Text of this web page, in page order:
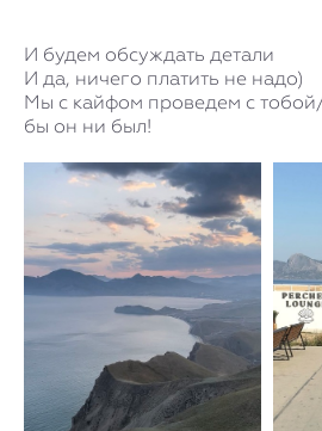
И будем обсуждать детали
И да, ничего платить не надо)
Мы с кайфом проведем с
бы он ни был!